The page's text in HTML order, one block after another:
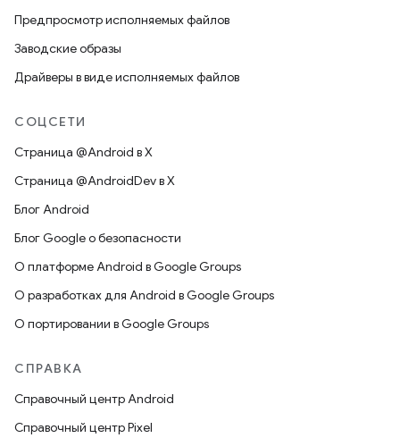
Предпросмотр исполняемых файлов
Заводские образы
Драйверы в виде исполняемых файлов
СОЦСЕТИ
Страница @Android в X
Страница @AndroidDev в X
Блог Android
Блог Google о безопасности
О платформе Android в Google Groups
О разработках для Android в Google Groups
О портировании в Google Groups
СПРАВКА
Справочный центр Android
Справочный центр Pixel